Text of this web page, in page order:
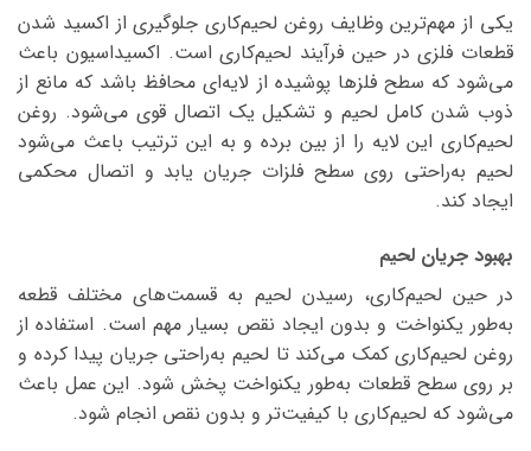
یکی از مهم‌ترین وظایف روغن لحیم‌کاری جلوگیری از اکسید شدن
قطعات فلزی در حین فرآیند لحیم‌کاری است. اکسیداسیون باعث
می‌شود که سطح فلزها پوشیده از لایه‌ای محافظ باشد که مانع از
ذوب شدن کامل لحیم و تشکیل یک اتصال قوی می‌شود. روغن
لحیم‌کاری این لایه را از بین برده و به این ترتیب باعث می‌شود
لحیم به‌راحتی روی سطح فلزات جریان یابد و اتصال محکمی
ایجاد کند.
بهبود جریان لحیم
در حین لحیم‌کاری، رسیدن لحیم به قسمت‌های مختلف قطعه
به‌طور یکنواخت و بدون ایجاد نقص بسیار مهم است. استفاده از
روغن لحیم‌کاری کمک می‌کند تا لحیم به‌راحتی جریان پیدا کرده و
بر روی سطح قطعات به‌طور یکنواخت پخش شود. این عمل باعث
می‌شود که لحیم‌کاری با کیفیت‌تر و بدون نقص انجام شود.